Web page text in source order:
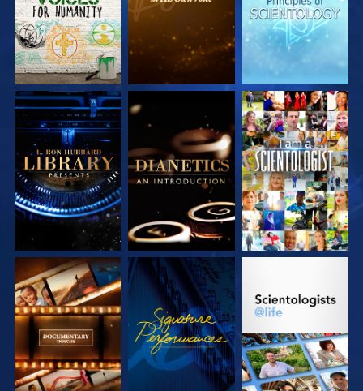
DÉCOUVRIR LES
SÉRIES
DÉCOUVRIR LES
SÉRIES
REGARDER
DÉCOUVRIR LES
SÉRIES
REGARDER
DÉCOUVRIR LES